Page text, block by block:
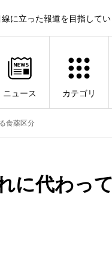
に立った報道を目指してい
ニュース カテゴリ
食薬区分
に代わっ